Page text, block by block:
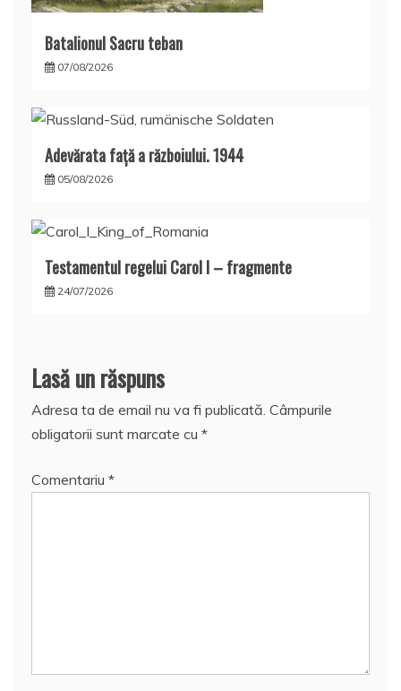
Batalionul Sacru teban
07/08/2026
Adevărata față a războiului. 1944
05/08/2026
Testamentul regelui Carol I – fragmente
24/07/2026
Lasă un răspuns
Adresa ta de email nu va fi publicată. Câmpurile
obligatorii sunt marcate cu *
Comentariu *